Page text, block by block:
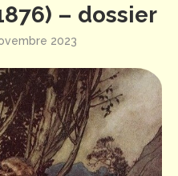
– dossier
2023